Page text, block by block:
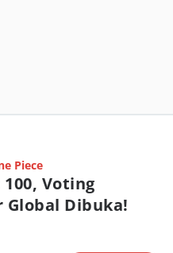
Piece
Voting
Dibuka!